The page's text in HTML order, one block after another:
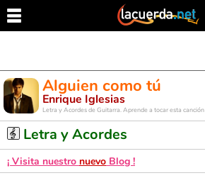
Alguien como tú
Enrique Iglesias
Letra y Acordes de Guitarra. Aprende a tocar esta canción
Letra y Acordes
¡ Visita nuestro nuevo Blog !